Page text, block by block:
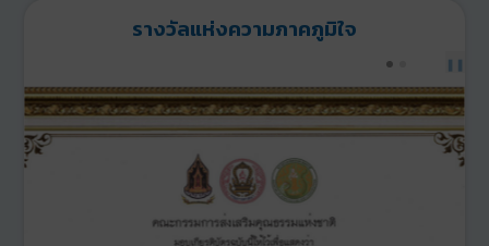
รางวัลแห่งความภาคภูมิใจ
PREVNEXT
❚❚